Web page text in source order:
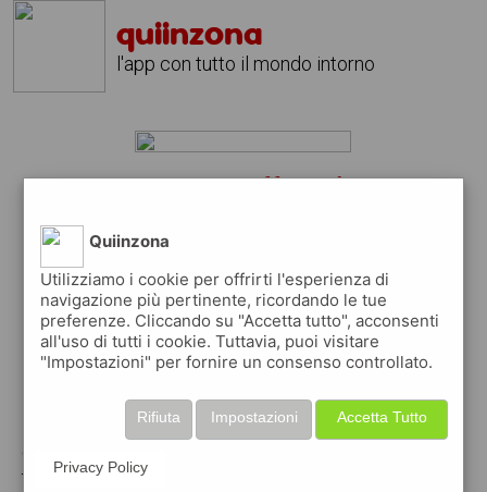
quiinzona
l'app con tutto il mondo intorno
yosemite off road?
↴
scarica gratis app
pubblica gratis i tuoi annunci
tuoi annunci per :
Quiinzona
Utilizziamo i cookie per offrirti l'esperienza di
navigazione più pertinente, ricordando le tue
preferenze. Cliccando su "Accetta tutto", acconsenti
all'uso di tutti i cookie. Tuttavia, puoi visitare
"Impostazioni" per fornire un consenso controllato.
Accetta Tutto
Impostazioni
Rifiuta
Privacy Policy